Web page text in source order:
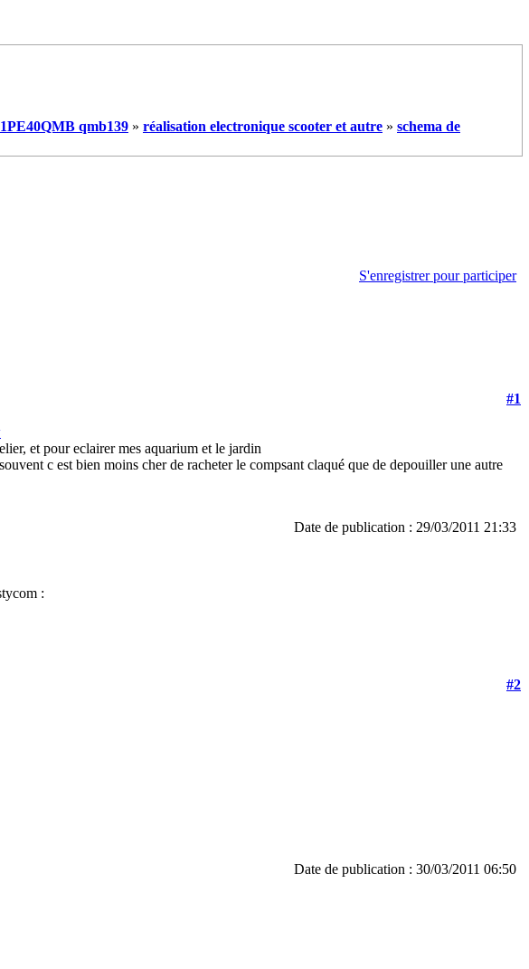
qmb139 » réalisation electronique scooter et autre » schema de
S'enregistrer pour participer
#1
et pour eclairer mes aquarium et le jardin
c est bien moins cher de racheter le compsant claqué que de depouiller une autre
Date de publication : 29/03/2011 21:33
:
#2
Date de publication : 30/03/2011 06:50